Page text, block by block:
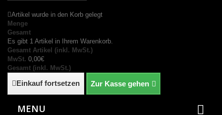
Artikel wurde in den Korb gelegt
Menge
Gesamt
Es gibt 1 Artikel in Ihrem Warenkorb.
Gesamt Artikel (inkl. MwSt.)
MwSt. 0,00€
Gesamt (inkl. MwSt.)
Einkauf fortsetzen Zur Kasse gehen
MENU